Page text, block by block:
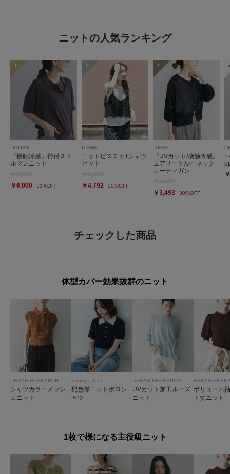
ニットの人気ランキング
1
DOORS
『接触冷感』衿付きド
ルマンニット
￥6,000
31%OFF
2
ITEMS
ニットビスチェTシャツ
セット
￥4,792
20%OFF
3
ITEMS
『UVカット/接触冷感』
エアリークルーネック
カーディガン
￥3,493
30%OFF
チェックした商品
体型カバー効果抜群のニット
URBAN RESEARCH
シャツカラーメッシ
ュニット
Sonny Label
配色襟ニットポロシ
ャツ
URBAN RESEARCH
UVカット加工ルーズ
ニット
URBAN
ボリューム
ト丈ニット
1枚で様になる主役級ニット